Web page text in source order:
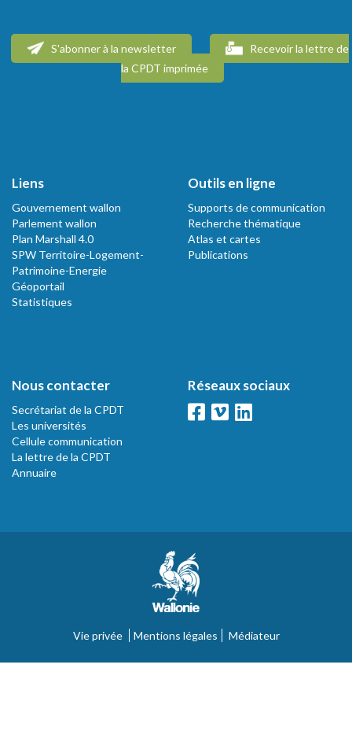
S'abonner à la newsletter
Recevoir la lettre de
la CPDT imprimée
Liens
Gouvernement wallon
Parlement wallon
Plan Marshall 4.0
SPW Territoire-Logement-
Patrimoine-Energie
Géoportail
Statistiques
Outils en ligne
Supports de communication
Recherche thématique
Atlas et cartes
Publications
Nous contacter
Secrétariat de la CPDT
Les universités
Cellule communication
La lettre de la CPDT
Annuaire
Réseaux sociaux
Vie privée Mentions légales Médiateur